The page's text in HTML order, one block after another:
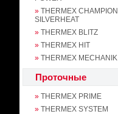
» THERMEX CHAMPION
SILVERHEAT
» THERMEX BLITZ
» THERMEX HIT
» THERMEX MECHANIK
Проточные
» THERMEX PRIME
» THERMEX SYSTEM